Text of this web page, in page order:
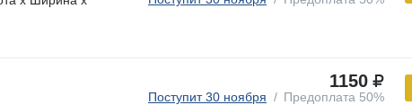
1150
Поступит 30 ноября Предоплата 50%